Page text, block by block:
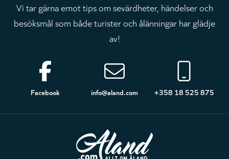
Vi tar gärna emot tips om sevärdheter, händelser och
besöksmål som både turister och ålänningar har glädje
av!
Sidfot
Facebook info@aland.com +358 18 525 875